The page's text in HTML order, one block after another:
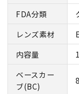
FDA分類
レンズ素材
内容量
ベースカー
ブ(BC)